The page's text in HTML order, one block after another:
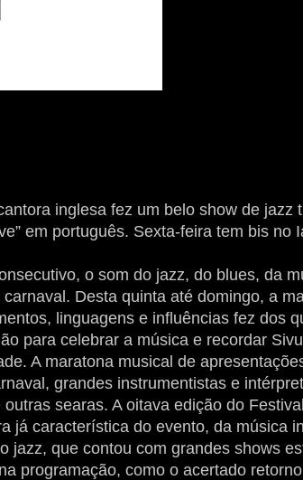
inglesa fez um belo show de jazz
em português. Sexta-feira tem bis no
o som do jazz, do blues, da
Desta quinta até domingo, a
linguagens e influências fez dos
para celebrar a música e recordar
A maratona musical de
grandes instrumentistas e
searas. A oitava edição do
já característica do evento, da música
jazz, que contou com grandes shows
programação, como o acertado